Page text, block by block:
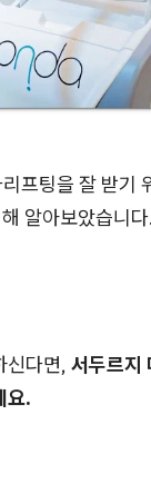
프팅을 잘 받기
알아보았습니다.
신다면, 서두르지
요.